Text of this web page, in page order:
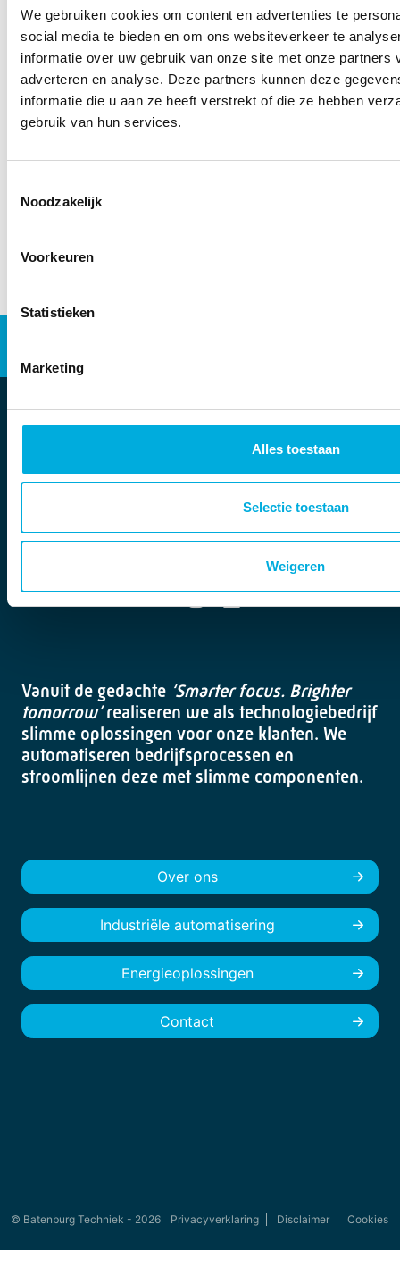
We gebruiken cookies om content en advertenties te
social media te bieden en om ons websiteverkeer te
informatie over uw gebruik van onze site met onze partners
adverteren en analyse. Deze partners kunnen deze
informatie die u aan ze heeft verstrekt of die ze hebben
gebruik van hun services.
Noodzakelijk
Voorkeuren
Statistieken
Marketing
Alles toestaan
Selectie toestaan
Weigeren
Download jaaroverzicht
Energieoplossingen
Stolwijkstraat 33
3079 DN Rotterdam
info@batenburg.nl
Vanuit de gedachte ‘Smarter focus. Brighter
tomorrow’realiseren we als technologiebedrijf
slimme oplossingen voor onze klanten. We
automatiseren bedrijfsprocessen en
stroomlijnen deze met slimme componenten.
Over ons
Industriële automatisering
Energieoplossingen
Contact
© Batenburg Techniek - 2026 Privacyverklaring Disclaimer Cookies